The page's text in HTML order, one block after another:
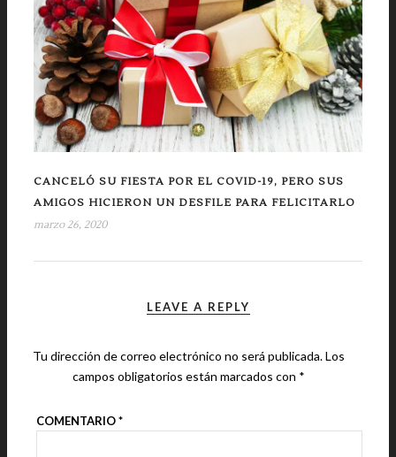
CANCELÓ SU FIESTA POR EL COVID-19, PERO SUS
AMIGOS HICIERON UN DESFILE PARA FELICITARLO
marzo 26, 2020
LEAVE A REPLY
Tu dirección de correo electrónico no será publicada.Los
campos obligatorios están marcados con *
COMENTARIO*